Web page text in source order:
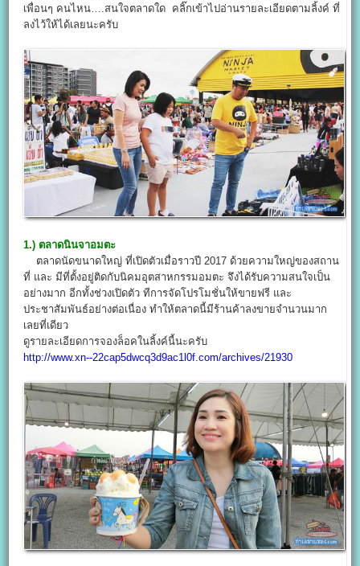
เพื่อนๆ คนไหน….สนใจตลาดใด คลิ๊กเข้าไปอ่านรายละเอียดตามลิ้งค์ ที่
ลงไว้ให้ได้เลยนะครับ
1.) ตลาดนินจาอมตะ
ตลาดนัดขนาดใหญ่ ที่เปิดตัวเมื่อราวปี 2017 ด้วยความใหญ่ของสถาน
ที่ และ มีที่ตั้งอยู่ติดกับนิคมอุตสาหกรรมอมตะ จึงได้รับความสนใจเป็น
อย่างมาก อีกทั้งช่วงเปิดตัว ทีการจัดโปรโมชั่นให้ขายฟรี และ
ประชาสัมพันธ์อย่างต่อเนื่อง ทำให้ตลาดนี้มีร้านค้าลงขายจำนวนมาก
เลยที่เดียว
ดูรายละเอียดการจองล็อคในลิ้งค์นี้นะครับ
http://www.xn--22cap5dwcq3d9ac1l0f.com/archives/21930